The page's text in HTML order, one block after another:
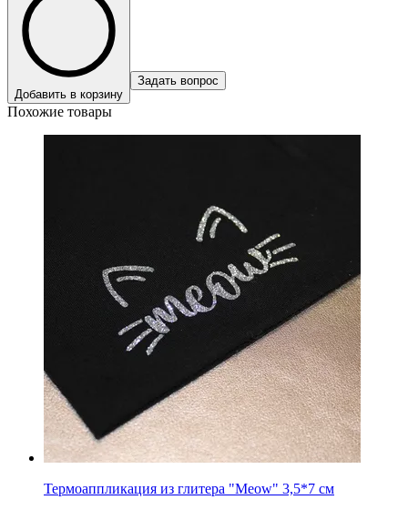
Добавить в корзину
Задать вопрос
Похожие товары
Термоаппликация из глитера "Meow" 3,5*7 см